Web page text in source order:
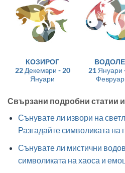
КОЗИРОГ
22 Декември - 20
Януари
21 Януари
Свързани подробни статии
Сънувате ли извори на
Разгадайте символиката на
Сънувате ли мистични
символиката на хаоса и